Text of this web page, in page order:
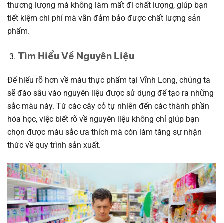
thương lượng mà không làm mất đi chất lượng, giúp bạn
tiết kiệm chi phí mà vẫn đảm bảo được chất lượng sản
phẩm.
Tìm Hiểu Về Nguyên Liệu
Để hiểu rõ hơn về màu thực phẩm tại Vĩnh Long, chúng ta
sẽ đào sâu vào nguyên liệu được sử dụng để tạo ra những
sắc màu này. Từ các cây cỏ tự nhiên đến các thành phần
hóa học, việc biết rõ về nguyên liệu không chỉ giúp bạn
chọn được màu sắc ưa thích mà còn làm tăng sự nhận
thức về quy trình sản xuất.